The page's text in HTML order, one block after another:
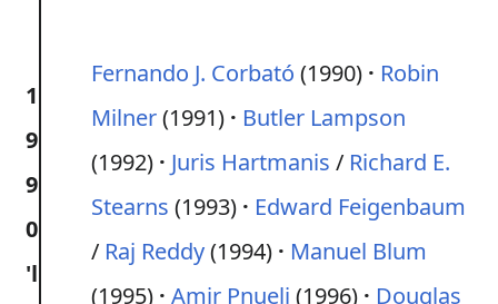
1
9
9
0
'l
Fernando J. Corbató (1990)
Robin
Milner(1991)
Butler Lampson
(1992)
Juris Hartmanis / Richard E.
Stearns (1993)
Edward Feigenbaum
/ Raj Reddy(1994)
Manuel Blum
(1995) Amir Pnueli (1996)
Douglas